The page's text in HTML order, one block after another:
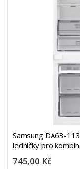
Samsung DA63-
ledničky pro
745,00 Kč